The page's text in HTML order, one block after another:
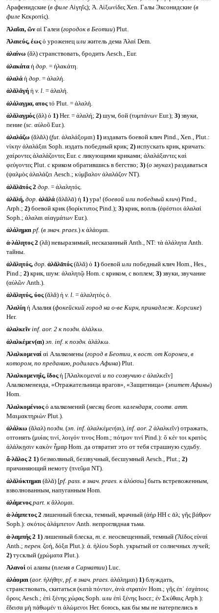
Арафенидские (в филеΑἰγηΐς); Ἁ. Αἰξωνίδες Xen. Галы Эксонидские (в
филеΚεκροπίς).
Ἁλαῖαι, ῶναἱ Галеи (городок в Беотии) Plut.
Ἁλαιεύς, έωςὁ уроженец или житель дема Ἁλαί Dem.
ἀλαίνω (ᾰλ) странствовать, бродить Aesch., Eur.
ἀλακάτα ἡ дор. = ἠλακάτη.
ἀλαλά ἡ дор. = ἀλαλή.
ἀλᾰλᾰγή ἡ v. l. = ἀλαλή.
ἀλάλαγμα, ατοςτό Plut. = ἀλαλή.
ἀλᾰλαγμός(ᾰλ) ὁ 1)Her. = ἀλαλή; 2)шум, бой (τυμπάνων Eur.); 3)звуки,
пение (sc. αὐλοῦ Eur.).
ἀλαλάζω (ᾰλᾰλ) (fut. ἀλαλάξομαι) 1)издавать боевой клич Pind., Xen., Plut.:
νίκην ἀλαλάξαι Soph. издать победный крик; 2)испускать крик, кричать:
χαίροντες ἀλαλάζοντες Eur. с ликующими криками; ἀλαλάξαντες καὶ
φεύγοντες Plut. с криком обратившись в бегство; 3)(о звуках) раздаваться
(ψαλμὸς ἀλαλάζει Aesch.; κύμβαλον ἀλαλάζον NT).
ἀλᾰλᾱτός 2 дор. = ἀλαλητός.
ἀλᾰλή, дор. ἀλᾰλά(ᾰλᾰλᾱ) ἡ 1)ура! (боевой или победный клич) Pind.,
Arph.; 2)боевой крик (δορίκτυπος Pind.); 3)крик, вопль (ἐφέστιοι ἀλαλαί
Soph.; ἀλαλαι αἰαγμάτων Eur.).
ἀλάλημαι pf. (в знач. praes.) кἀλάομαι.
ἀ-λάλητος 2 (λᾰ) невыразимый, несказанный Anth., NT: τὰ ἀλάλητα Anth.
тайны.
ἀλᾰλητός, дор. ἀλᾰλᾱτός(ᾰλᾰ) ὁ 1)боевой или победный клич Hom., Hes.,
Pind.; 2)крик, шум: ἀλαλητῷ Hom. с криком, с воплем; 3)звуки, звучание
(αὐλῶν Anth.).
ἀλᾰλητύς, ύος(ᾰλᾰ) ἡ v. l. = ἀλαλητός ὁ.
Ἀλαλίη ἡ Алалия (фокейский город на о-ве Кирн, принадлеж. Корсике)
Her.
ἀλαλκεῖν inf. aor. 2 к поздн. ἀλάλκω.
ἀλαλκέμεν(αι) эп. inf. к поздн. ἀλάλκω.
Ἀλαλκομεναί αἱ Алалкомены (город в Беотии, к вост. от Коронеи, в
котором, по преданию, родилась Афина) Plut.
Ἀλαλκομενηΐς, ΐδοςἡ [Ἀλαλκομεναί и по созвучию сἀλαλκεῖν]
Алалкоменеида, «Отражательница врагов», «Защитница» (эпитет Афины)
Hom.
Ἀλαλκομένιοςὁ алалкомений (месяц беот. календаря, соотв. атт.
Μαιμακτηριών Plut.).
ἀλάλκω (ᾰλαλ)поздн. (эп. inf. ἀλαλκέμεν(αι), inf. aor. 2ἀλαλκεῖν) отражать,
отгонять (μυίας τινί, λοιγόν τινος Hom.; πότμον τινί Pind.): ὅ κέν τοι κρατὸς
ἀλάλκῃσιν κακὸν ἦμαρ Hom. да отвратит это от тебя страшную судьбу.
ἄ-λᾰλος 2 1)безмолвный, беззвучный, бесшумный Aesch., Plut.; 2)
причиняющий немоту (πνεῦμα NT).
ἀλᾰλύκτημαι (ᾰλᾰ) [pf. pass. в знач. praes. кἀλύσσω] быть встревоженным,
взволнованным, напуганным Hom.
ἁλάμενος part. кἅλλομαι.
ἀ-λάμπετος 2 лишенный блеска, темный, мрачный (ἀήρ HH с ᾱλ; γῆς βάθρον
Soph.): σκότος ἀλάμπετον Anth. непроглядная тьма.
ἀ-λαμπής 2 1)лишенный блеска, т. е. неосвещенный, темный (Ἄϊδος εὐναί
Anth.; перен. ζοή, δόξα Plut.): ἀ. ἡλίου Soph. укрытый от солнечных лучей;
2)тусклый (χρώματα Plut.).
Ἀλανοί οἱ аланы (племя в Сарматии) Luc.
ἀλάομαι (aor. ἠλήθην, pf. в знач. praes. ἀλάλημαι) 1)блуждать,
странствовать, скитаться (κατὰ πόντον, ἀνὰ στρατόν Hom.; γῆς ἐπ᾽ ἐσχάτοις
ὅροις Aesch.; ἐπὶ ξένης χώρας Soph. или ἐπὶ ξένης Isocr.; ἐν Σκύθαις Arph.):
ἔδεισα μὴ πάθωμέν τι ἀλώμενοι Her. боюсь, как бы мы не натерпелись в